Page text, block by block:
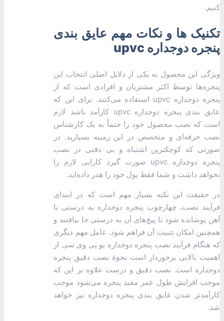
کنیم.
تکنیک ها و نکات مهم عایق بندی
پنجره دوجداره upvc
ویژگی این محصول به یکی از دلایل اصلی انتخاب این
پنجره‌ها توسط اکثر مشتریان و افرادی است که از
پنجره دوجداره upvc استفاده می‌کنند. برای این ‌که
عایق بندی پنجره دوجداره upvc کارآمد باشد لازم
است که نصب محصول خود را حتماً به یک کارشناس
نصب حرفه‌ای و متخصص در این زمینه بسپارید. در
صورتی که کوچکترین اشتباه و بی دقتی در نصب
پنجره دوجداره upvc صورت گیرد کارایی لازم را
نخواهد داشت و شما فقط پول خود را هدر داده‌اید.
در حقیقت این نکته بسیار مهم است که در ابتدای
فرآیند نصب، چهارچوب پنجره دوجداره به درستی با
آهن پوشانده شود تا پیچ‌های آن به درستی جا بیافتند و
همچنین امکان تثبیت آن فراهم شود. عامل مهم دیگری
که هنگام فرآیند نصب پنجره دوجداره یو پی وی سی از
اهمیت بالایی برخوردار است نحوۀ نصب دقیق پنجره
دوجداره است. نصب دقیق و درست علاوه بر این‌ که
موجب افزایش طول عمر مفید پنجره می‌شود موجب
کارآمدتر شدن عایق بندی پنجره دوجداره نیز خواهد
شد.